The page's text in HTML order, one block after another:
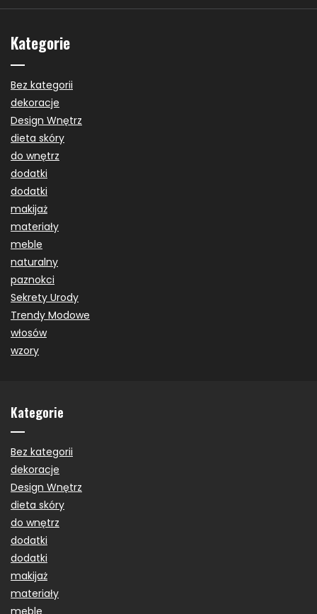
Kategorie
Bez kategorii
dekoracje
Design Wnętrz
dieta skóry
do wnętrz
dodatki
dodatki
makijaż
materiały
meble
naturalny
paznokci
Sekrety Urody
Trendy Modowe
włosów
wzory
Kategorie
Bez kategorii
dekoracje
Design Wnętrz
dieta skóry
do wnętrz
dodatki
dodatki
makijaż
materiały